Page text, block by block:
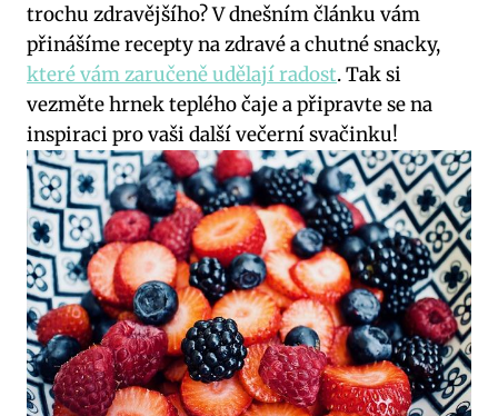
trochu zdravějšího? V dnešním článku vám
přinášíme recepty na zdravé a chutné snacky,
které vám zaručeně udělají radost. Tak si
vezměte hrnek teplého čaje a připravte se na
inspiraci pro vaši další večerní svačinku!